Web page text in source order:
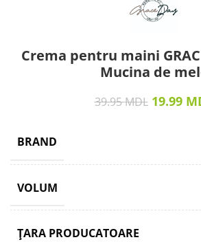
Crema pentru maini
Mucina de
39.95MDL 19.99
BRAND
VOLUM
ȚARA PRODUCATOARE